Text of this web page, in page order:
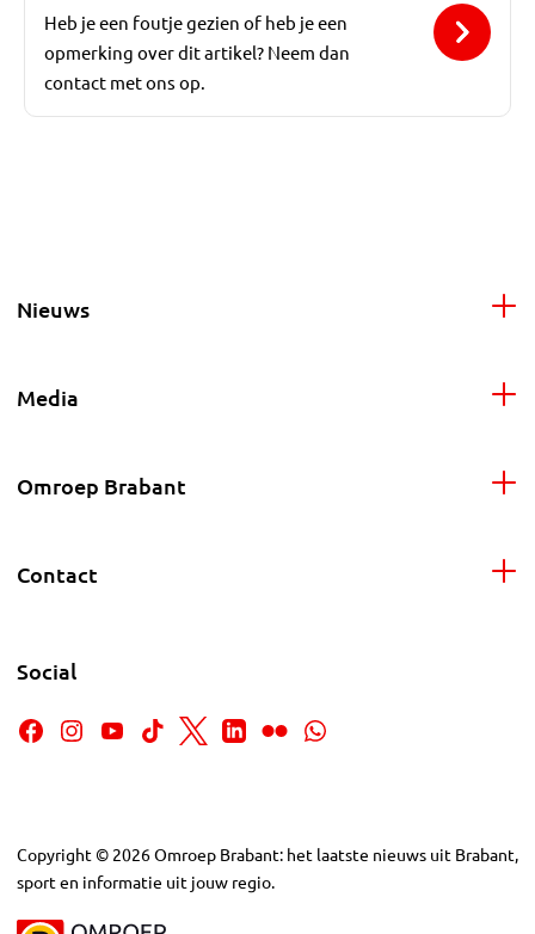
Heb je een foutje gezien of heb je een
opmerking over dit artikel? Neem dan
contact met ons op.
Nieuws
Media
Omroep Brabant
Contact
Social
Copyright © 2026Omroep Brabant: het laatste nieuws uit Brabant,
sport en informatie uit jouw regio.